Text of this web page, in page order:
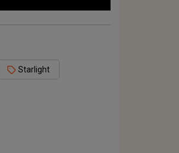
Starlight